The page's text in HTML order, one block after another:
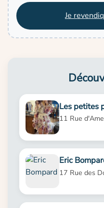
Je
Les petites
11 Rue
Eric
17 Rue des